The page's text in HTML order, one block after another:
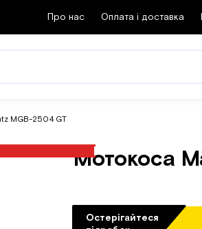
Про нас Оплата і доставка
MGB-2504 GT
Мотокоса
Остерігайтеся